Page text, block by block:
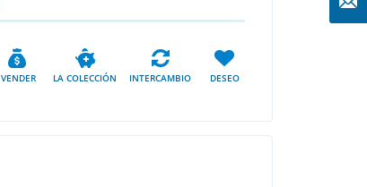
VENDER LA COLECCIÓN INTERCAMBIO DESEO